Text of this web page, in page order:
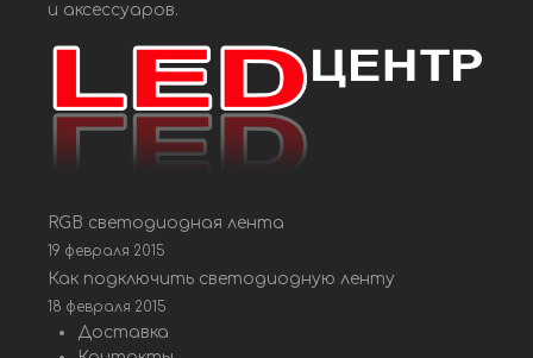
и аксессуаров.
RGB светодиодная лента
19 февраля 2015
Как подключить светодиодную ленту
18 февраля 2015
Доставка